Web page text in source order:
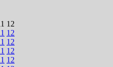
12
12
12
12
12